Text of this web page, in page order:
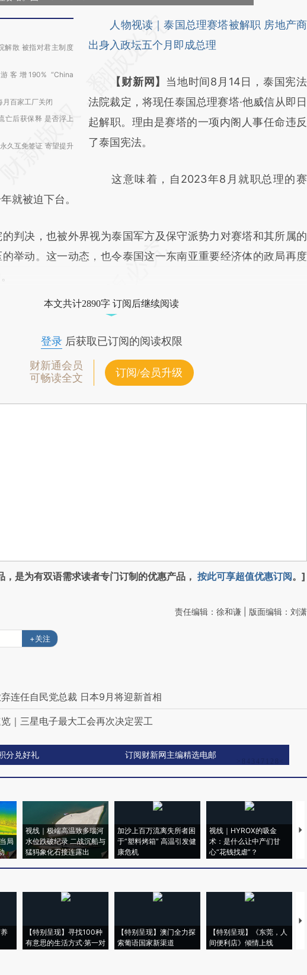
解散 被指对君主制度
客增190% “China
月百家工厂关闭
亡后获保释 是否浮上
久互免签证 寄望提升
人物视读｜泰国总理赛塔被解职 房地产商
出身入政坛五个月即成总理
【财新网】 当地时间8月14日，泰国宪法
法院裁定，将现任泰国总理赛塔·他威信从即日
起解职。理由是赛塔的一项内阁人事任命违反
了泰国宪法。
这意味着，自2023年8月就职总理的赛
就被迫下台。
决，也被外界视为泰国军方及保守派势力对赛塔和其所属的
举动。这一动态，也令泰国这一东南亚重要经济体的政局再度
本文共计2890字 订阅后继续阅读
登录后获取已订阅的阅读权限
财新通会员
可畅读全文
订阅/会员升级
，是为有双语需求读者专门订制的优惠产品， 按此可享超值优惠订阅。]
责任编辑：徐和谦 | 版面编辑：刘潇
+关注
连任自民党总裁 日本9月将迎新首相
｜三星电子最大工会再次决定罢工
分兑好礼 订阅财新网主编精选电邮
局
视线｜极端高温致多瑙河
水位跌破纪录 二战沉船与
猛犸象化石接连露出
加沙上百万流离失所者困
于“塑料烤箱” 高温引发健
康危机
视线｜HYROX的吸金
术：是什么让中产们甘
心“花钱找虐”？
【特别呈现】寻找100种
有意思的生活方式·第一对
【特别呈现】澳门全力探
索葡语国家新渠道
【特别呈现】《东莞，人
间便利店》倾情上线